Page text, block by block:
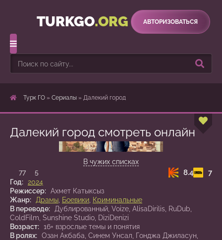
TURKGO.ORG АВТОРИЗОВАТЬСЯ
Турк ГО » Сериалы » Далекий город
Далекий город смотреть онлайн
2 сезон 35 серия
В чужих списках
77
5 8.4 7
Год:
2024
Режиссер: Ахмет Катыксыз
Жанр:
Драмы Боевики Криминальные
В переводе:
Дублированный, Voize, AlisaDirilis, RuDub,
ColdFilm, Sunshine Studio, DiziDenizi
Возраст: 16+ взрослые темы и понятия
В ролях: Озан Акбаба, Синем Унсал, Гонджа Джиласун,